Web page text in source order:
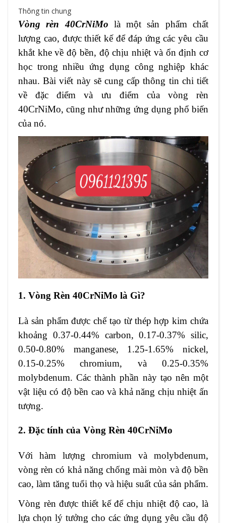
Thông tin chung
Vòng rèn 40CrNiMo là một sản phẩm chất
lượng cao, được thiết kế để đáp ứng các yêu cầu
khắt khe về độ bền, độ chịu nhiệt và ổn định cơ
học trong nhiều ứng dụng công nghiệp khác
nhau. Bài viết này sẽ cung cấp thông tin chi tiết
về đặc điểm và ưu điểm của vòng rèn
40CrNiMo, cũng như những ứng dụng phổ biến
của nó.
1. Vòng Rèn 40CrNiMo là Gì?
Là sản phẩm được chế tạo từ thép hợp kim chứa
khoảng 0.37-0.44% carbon, 0.17-0.37% silic,
0.50-0.80% manganese, 1.25-1.65% nickel,
0.15-0.25% chromium, và 0.25-0.35%
molybdenum. Các thành phần này tạo nên một
vật liệu có độ bền cao và khả năng chịu nhiệt ấn
tượng.
2. Đặc tính của Vòng Rèn 40CrNiMo
Với hàm lượng chromium và molybdenum,
vòng rèn có khả năng chống mài mòn và độ bền
cao, làm tăng tuổi thọ và hiệu suất của sản phẩm.
Vòng rèn được thiết kế để chịu nhiệt độ cao, là
lựa chọn lý tưởng cho các ứng dụng yêu cầu độ